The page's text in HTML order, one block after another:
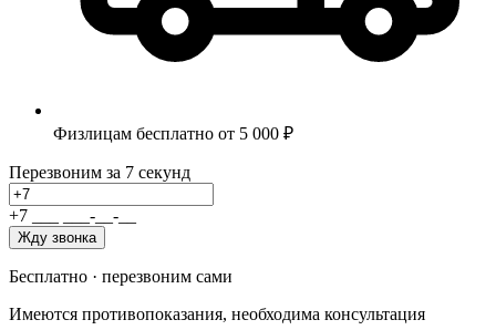
Физлицам бесплатно от 5 000 ₽
Перезвоним за 7 секунд
+7 - -
Жду звонка
Бесплатно · перезвоним сами
Имеются противопоказания, необходима консультация